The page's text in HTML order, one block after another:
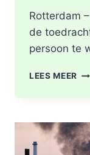
Rotterdam
de
persoon te
LEES MEER
IN